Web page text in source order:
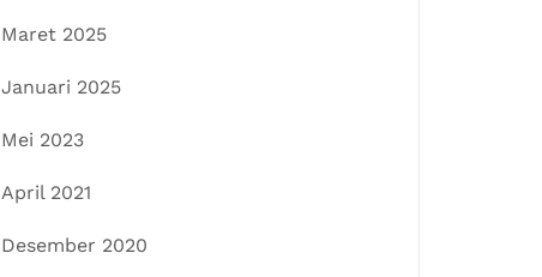
Maret 2025
Januari 2025
Mei 2023
April 2021
Desember 2020